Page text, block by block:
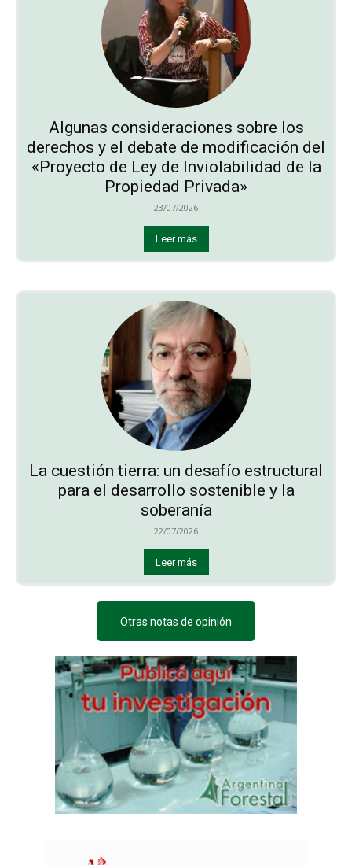
Algunas consideraciones sobre los
derechos y el debate de modificación del
«Proyecto de Ley de Inviolabilidad de la
Propiedad Privada»
23/07/2026
Leer más
La cuestión tierra: un desafío estructural
para el desarrollo sostenible y la
soberanía
22/07/2026
Leer más
Otras notas de opinión